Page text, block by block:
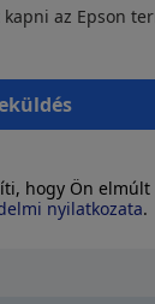
az Epson
hogy Ön elmúlt
nyilatkozata.